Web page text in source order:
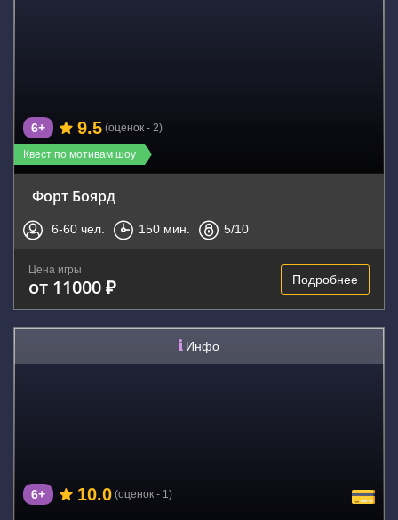
Квест по мотивам шоу
6+ 9.5 (оценок - 2)
Форт Боярд
6-60 чел. 150 мин. 5/10
Цена игры
от 11000 ₽ Подробнее
Инфо
6+ 10.0 (оценок - 1)